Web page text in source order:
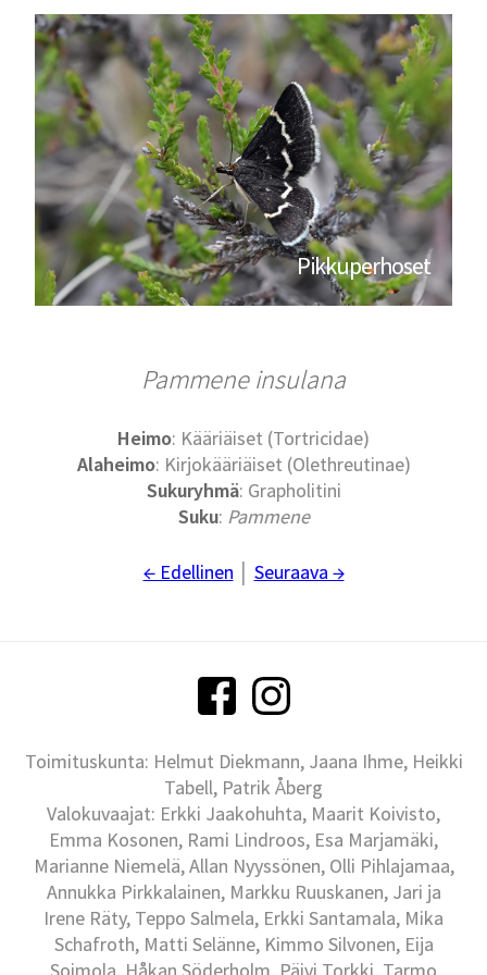
Pikkuperhoset
Pammene insulana
Heimo: Kääriäiset (Tortricidae)
Alaheimo: Kirjokääriäiset (Olethreutinae)
Sukuryhmä: Grapholitini
Suku: Pammene
← Edellinen Seuraava →
Toimituskunta: Helmut Diekmann, Jaana Ihme, Heikki
Tabell, Patrik Åberg
Valokuvaajat: Erkki Jaakohuhta, Maarit Koivisto,
Emma Kosonen, Rami Lindroos, Esa Marjamäki,
Marianne Niemelä, Allan Nyyssönen, Olli Pihlajamaa,
Annukka Pirkkalainen, Markku Ruuskanen, Jari ja
Irene Räty, Teppo Salmela, Erkki Santamala, Mika
Schafroth, Matti Selänne, Kimmo Silvonen, Eija